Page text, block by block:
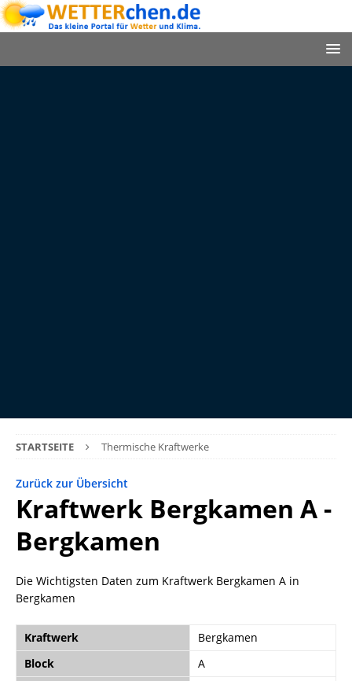
STARTSEITE Thermische Kraftwerke
Zurück zur Übersicht
Kraftwerk Bergkamen A -
Bergkamen
Die Wichtigsten Daten zum Kraftwerk Bergkamen A in
Bergkamen
Kraftwerk
Bergkamen
Block
A